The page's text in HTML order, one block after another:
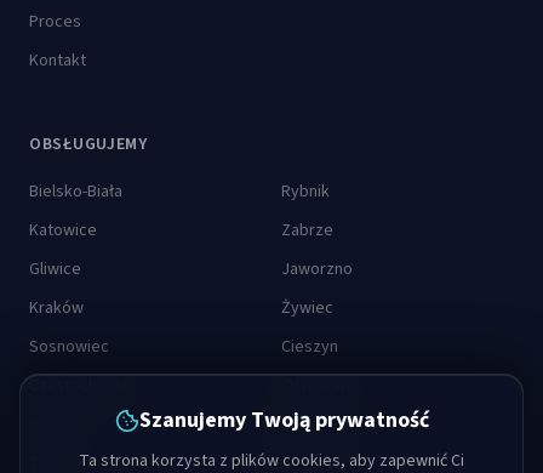
Proces
Kontakt
OBSŁUGUJEMY
Bielsko-Biała
Katowice
Gliwice
Kraków
Sosnowiec
Rybnik
Zabrze
Jaworzno
Żywiec
Cieszyn
Wadowice
Opole
Szanujemy Twoją prywatność
Ta strona korzysta z plików cookies, aby zapewnić Ci